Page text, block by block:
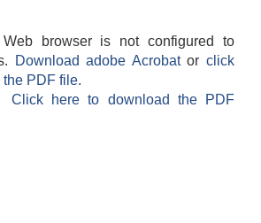
browser is not configured to
Download adobe Acrobatorclick
PDF file.
Click here to download the PDF